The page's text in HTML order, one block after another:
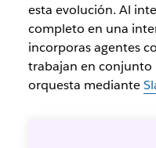
esta evolución. Al
completo en una
incorporas agentes
trabajan en conjunto
orquesta mediante